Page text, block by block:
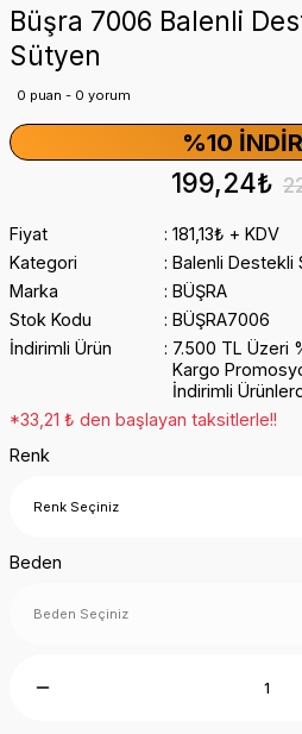
Büşra 7006 Balenli
Sütyen
0 puan - 0 yorum
%10
199,24₺
Fiyat
181,13₺ + KDV
Kategori
Balenli Destekli
Marka
BÜŞRA
Stok Kodu
BÜŞRA7006
İndirimli Ürün
7.500 TL Üzeri
Kargo
İndirimli
*33,21 ₺ den başlayan taksitlerle!!
Renk
Beden